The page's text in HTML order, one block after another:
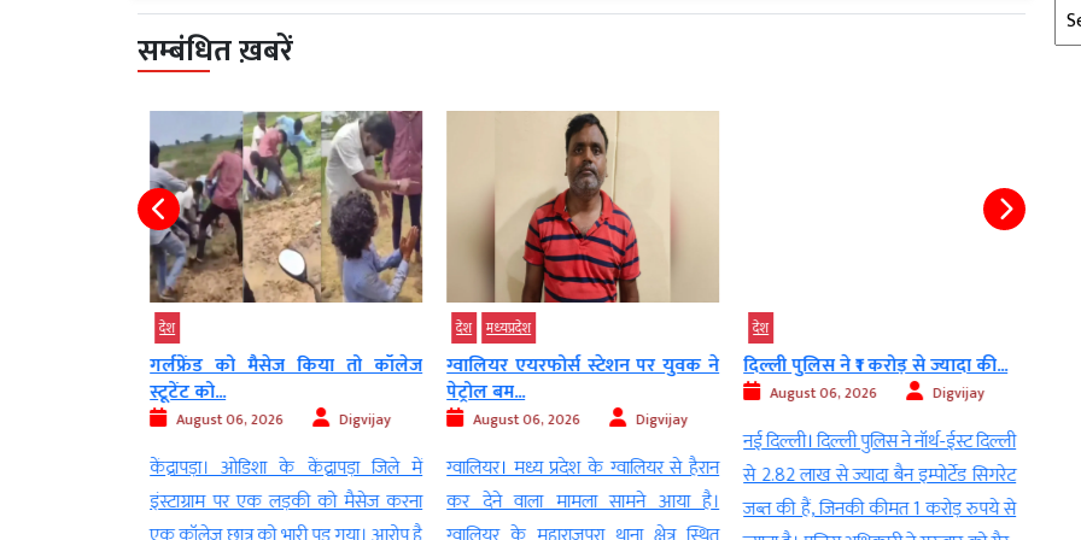
सम्बंधित ख़बरें
देश
गर्लफ्रेंड को मैसेज किया तो कॉलेज
स्टूटेंट को...
August 06, 2026 Digvijay
केंद्रापड़ा। ओडिशा के केंद्रापड़ा जिले में
इंस्टाग्राम पर एक लड़की को मैसेज करना
देश मध्‍यप्रदेश
ग्वालियर एयरफोर्स स्टेशन पर युवक ने
पेट्रोल बम...
August 06, 2026 Digvijay
ग्वालियर। मध्य प्रदेश के ग्वालियर से हैरान
कर देने वाला मामला सामने आया है।
देश
दिल्ली पुलिस ने ₹1 करोड़ से ज्यादा की...
August 06, 2026 Digvijay
नई दिल्ली। दिल्ली पुलिस ने नॉर्थ-ईस्ट दिल्ली
से 2.82 लाख से ज्यादा बैन इम्पोर्टेड सिगरेट
जब्त की हैं, जिनकी कीमत 1 करोड़ रुपये से